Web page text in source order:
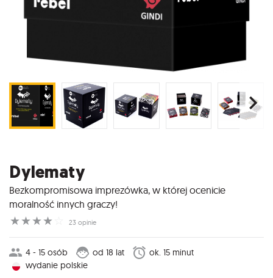
Dylematy
Bezkompromisowa imprezówka, w której ocenicie
moralność innych graczy!
☆
☆
☆
☆ 23 opinie
4 - 15 osób od 18 lat
ok. 15 minut
wydanie polskie